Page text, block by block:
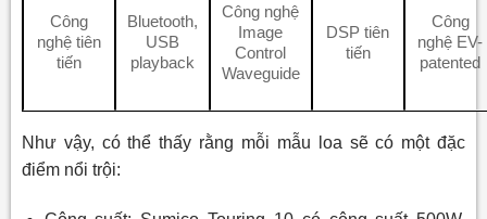
Công
nghệ tiên
tiến
Bluetooth,
USB
playback
Công nghệ
Image
Control
Waveguide
DSP tiên
tiến
Công
nghệ EV-
patented
Như vậy, có thể thấy rằng mỗi mẫu loa sẽ có một đặc
điểm nổi trội: